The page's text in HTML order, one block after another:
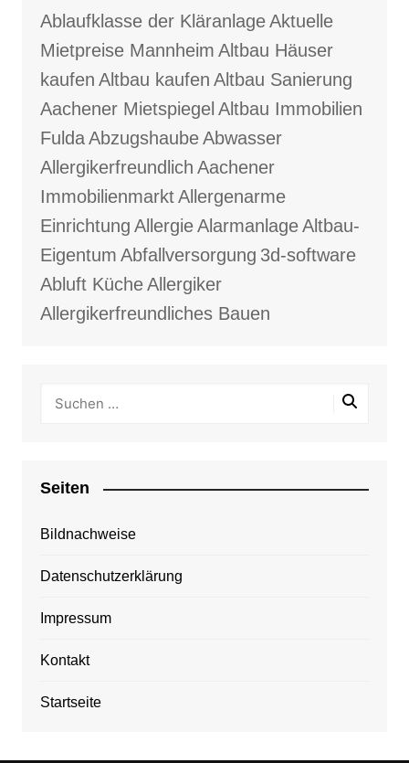
Ablaufklasse der KläranlageAktuelle
Mietpreise Mannheim Altbau Häuser
kaufen Altbau kaufen Altbau Sanierung
Aachener Mietspiegel Altbau Immobilien
FuldaAbzugshaubeAbwasser
Allergikerfreundlich Aachener
ImmobilienmarktAllergenarme
Einrichtung AllergieAlarmanlageAltbau-
Eigentum Abfallversorgung 3d-software
Abluft KücheAllergiker
Allergikerfreundliches Bauen
Seiten
Bildnachweise
Datenschutzerklärung
Impressum
Kontakt
Startseite